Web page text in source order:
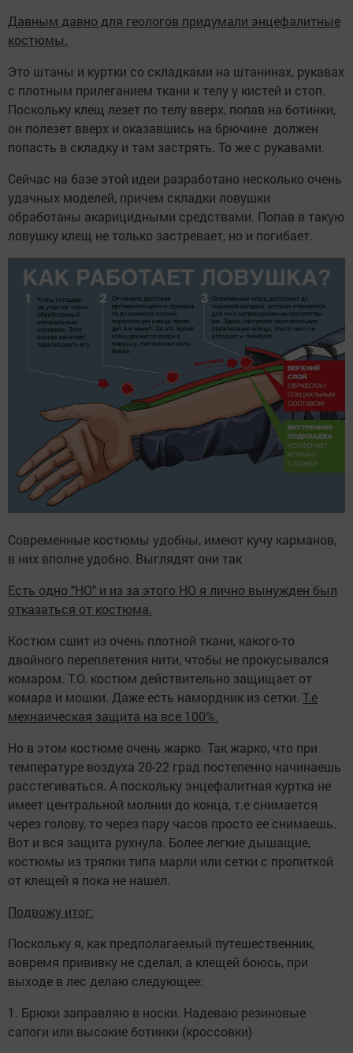
Давным давно для геологов придумали энцефалитные
костюмы.
Это штаны и куртки со складками на штанинах, рукавах
с плотным прилеганием ткани к телу у кистей и стоп.
Поскольку клещ лезет по телу вверх, попав на ботинки,
он полезет вверх и оказавшись на брючине должен
попасть в складку и там застрять. То же с рукавами.
Сейчас на базе этой идеи разработано несколько очень
удачных моделей, причем складки ловушки
обработаны акарицидными средствами. Попав в такую
ловушку клещ не только застревает, но и погибает.
Современные костюмы удобны, имеют кучу карманов,
в них вполне удобно. Выглядят они так
Есть одно "НО" и из за этого НО я лично вынужден был
отказаться от костюма.
Костюм сшит из очень плотной ткани, какого-то
двойного переплетения нити, чтобы не прокусывался
комаром. Т.О. костюм действительно защищает от
комара и мошки. Даже есть намордник из сетки. Т.е
мехнаическая защита на все 100%.
Но в этом костюме очень жарко. Так жарко, что при
температуре воздуха 20-22 град постепенно начинаешь
расстегиваться. А поскольку энцефалитная куртка не
имеет центральной молнии до конца, т.е снимается
через голову, то через пару часов просто ее снимаешь.
Вот и вся защита рухнула. Более легкие дышащие,
костюмы из тряпки типа марли или сетки с пропиткой
от клещей я пока не нашел.
Подвожу итог:
Поскольку я, как предполагаемый путешественник,
вовремя прививку не сделал, а клещей боюсь, при
выходе в лес делаю следующее:
1. Брюки заправляю в носки. Надеваю резиновые
сапоги или высокие ботинки (кроссовки)